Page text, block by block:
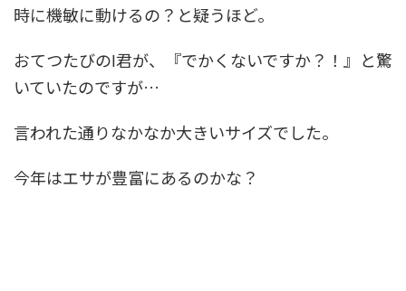
時に機敏に動けるの？と疑うほど。
おてつたびのⅠ君が、『でかくないですか？！』と驚
いていたのですが…
言われた通りなかなか大きいサイズでした。
今年はエサが豊富にあるのかな？